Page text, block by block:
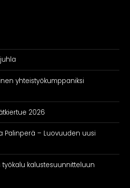
yhteistyökumppaniksi
2026
Palinperä – Luovuuden uusi
työkalu kalustesuunnitteluun